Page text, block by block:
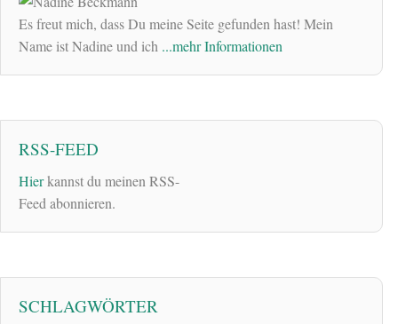
Es freut mich, dass Du meine Seite gefunden hast! Mein
Name ist Nadine und ich ...mehr Informationen
RSS-FEED
Hierkannst du meinen RSS-
Feed abonnieren.
SCHLAGWÖRTER